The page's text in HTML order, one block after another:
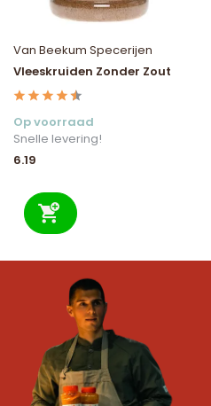
Van Beekum Specerijen
Vleeskruiden Zonder Zout
Op voorraad
Snelle levering!
6.19